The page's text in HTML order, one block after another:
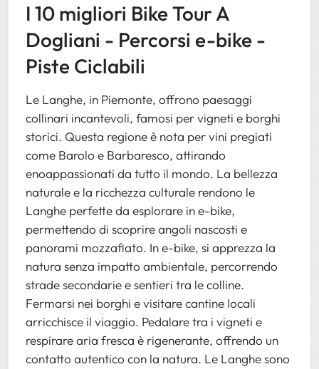
I 10 migliori Bike Tour A
Dogliani - Percorsi e-bike -
Piste Ciclabili
Le Langhe, in Piemonte, offrono paesaggi
collinari incantevoli, famosi per vigneti e borghi
storici. Questa regione è nota per vini pregiati
come Barolo e Barbaresco, attirando
enoappassionati da tutto il mondo. La bellezza
naturale e la ricchezza culturale rendono le
Langhe perfette da esplorare in e-bike,
permettendo di scoprire angoli nascosti e
panorami mozzafiato. In e-bike, si apprezza la
natura senza impatto ambientale, percorrendo
strade secondarie e sentieri tra le colline.
Fermarsi nei borghi e visitare cantine locali
arricchisce il viaggio. Pedalare tra i vigneti e
respirare aria fresca è rigenerante, offrendo un
contatto autentico con la natura. Le Langhe sono